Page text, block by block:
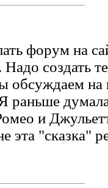
форум на
создать
обсуждаем на
раньше
и
эта "сказка"